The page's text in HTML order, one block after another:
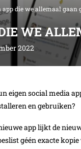
die we allemaal gaan
WE
2022
eigen social media
en gebruiken?
app lijkt de
géén exacte